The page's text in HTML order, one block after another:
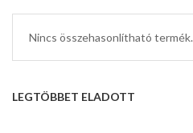
Nincs összehasonlítható termék.
LEGTÖBBET ELADOTT